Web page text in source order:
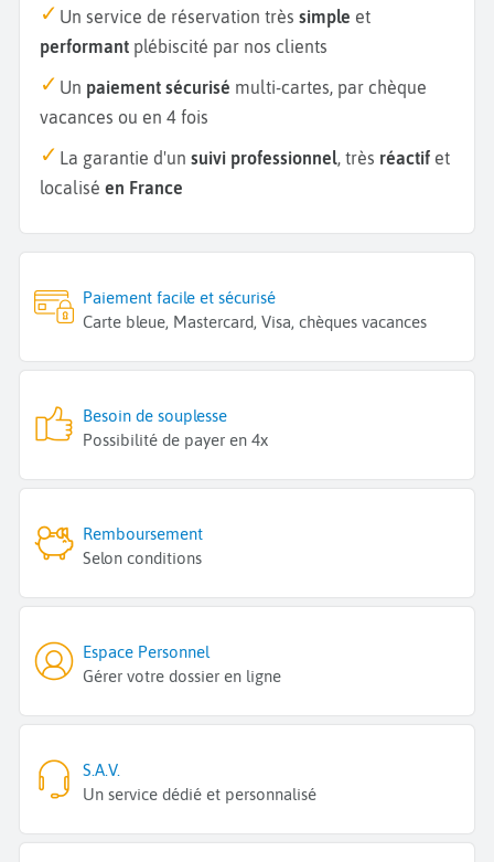
Un service de réservation très simple et
performant plébiscité par nos clients
Un paiement sécurisé multi-cartes, par chèque
vacances ou en 4 fois
La garantie d'un suivi professionnel, très réactif et
localisé en France
Paiement facile et sécurisé
Carte bleue, Mastercard, Visa, chèques vacances
Besoin de souplesse
Possibilité de payer en 4x
Remboursement
Selon conditions
Espace Personnel
Gérer votre dossier en ligne
S.A.V.
Un service dédié et personnalisé